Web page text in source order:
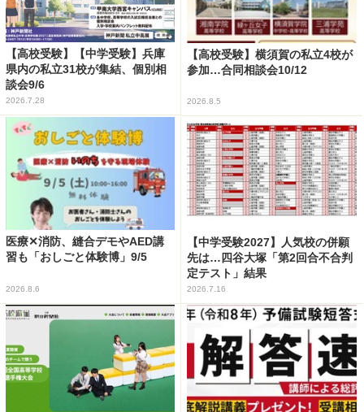
【高校受験】【中学受験】兵庫
県内の私立31校が集結、個別相
談会9/6
2026.7.28
【高校受験】横須賀の私立4校が
参加…合同相談会10/12
2026.8.5
医療✕消防、縫合デモやAED講
習も「おしごと体験博」9/5
2026.8.6
【中学受験2027】人気校の併願
先は…四谷大塚「第2回合不合判
定テスト」結果
2026.7.16